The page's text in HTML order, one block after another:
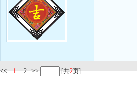
<< 1 2 >> [共2页]